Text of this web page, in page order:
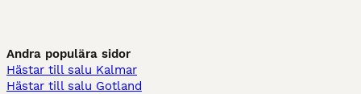
Andra populära sidor
Hästar till salu Kalmar
Hästar till salu Gotland